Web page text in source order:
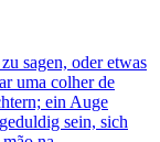
sagen, oder etwas
uma colher de
ein Auge
sein, sich